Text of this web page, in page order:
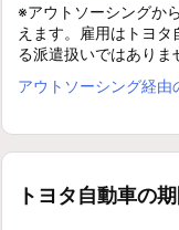
※アウトソーシングか
えます。雇用はトヨ
る派遣扱いではありま
アウトソーシング経由
トヨタ自動車の